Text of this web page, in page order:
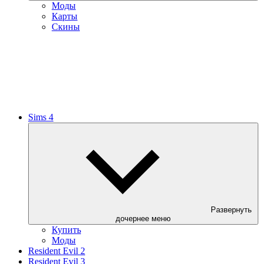
Моды
Карты
Скины
Sims 4
Развернуть
дочернее меню
Купить
Моды
Resident Evil 2
Resident Evil 3